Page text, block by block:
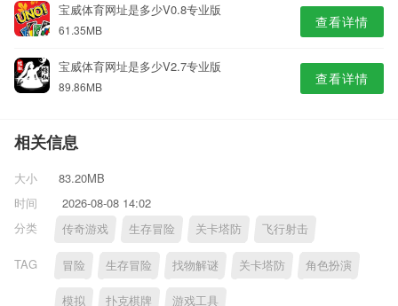
宝威体育网址是多少V0.8专业版
61.35MB 查看详情
宝威体育网址是多少V2.7专业版
89.86MB 查看详情
相关信息
大小
83.20MB
时间
2026-08-08 14:02
分类
传奇游戏 生存冒险 关卡塔防 飞行射击
TAG 冒险 生存冒险 找物解谜 关卡塔防 角色扮演
模拟 扑克棋牌 游戏工具